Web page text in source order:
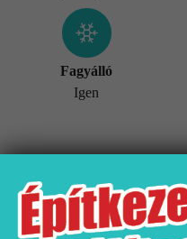
Fagyálló
Igen
További információk
Tömeg